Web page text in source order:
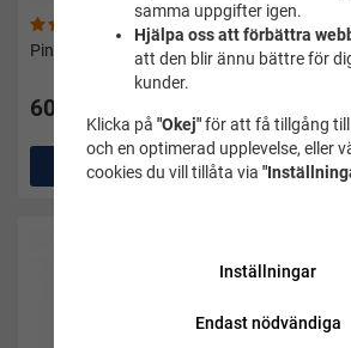
Pingvinen silver
60 kr
Köp Köp
samma uppgifter igen.
Hjälpa oss att förbättra
att den blir ännu bättre för
kunder.
Klicka på "Okej"för att få tillgång
och en optimerad upplevelse, eller
cookies du vill tillåta via
Inställningar
Endast nödvändiga